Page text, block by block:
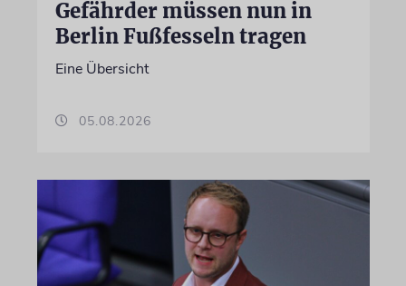
Gefährder müssen nun in
Berlin Fußfesseln tragen
Eine Übersicht
05.08.2026